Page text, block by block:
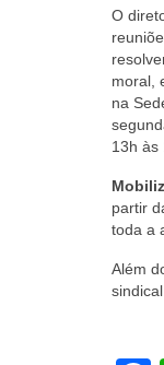
O
moral,
na
13h às
partir
toda a
Além